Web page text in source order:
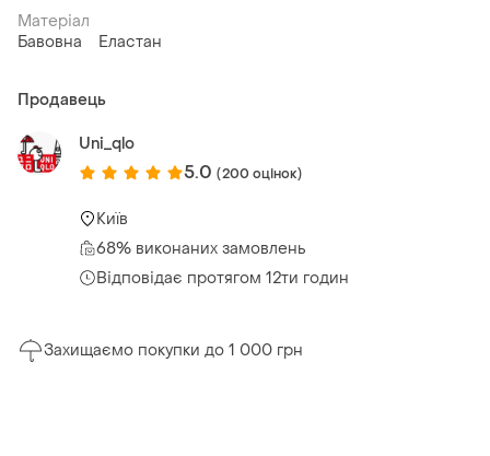
Матеріал
Бавовна
Еластан
Продавець
Uni_qlo
5.0 (200 оцінок)
Київ
68% виконаних замовлень
Відповідає протягом 12ти годин
Захищаємо покупки до 1 000 грн